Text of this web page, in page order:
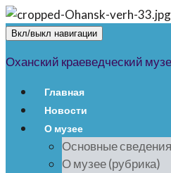
Вкл/выкл навигации
Оханский краеведческий
Главная
Новости
О музее
Основные
О музее (рубрика)